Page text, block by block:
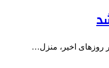
روزهای اخیر، منزل…